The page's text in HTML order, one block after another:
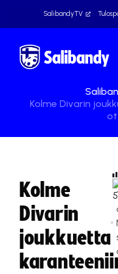
SalibandyTV
Kolme Divarin
Kolme
Divarin
joukkuetta